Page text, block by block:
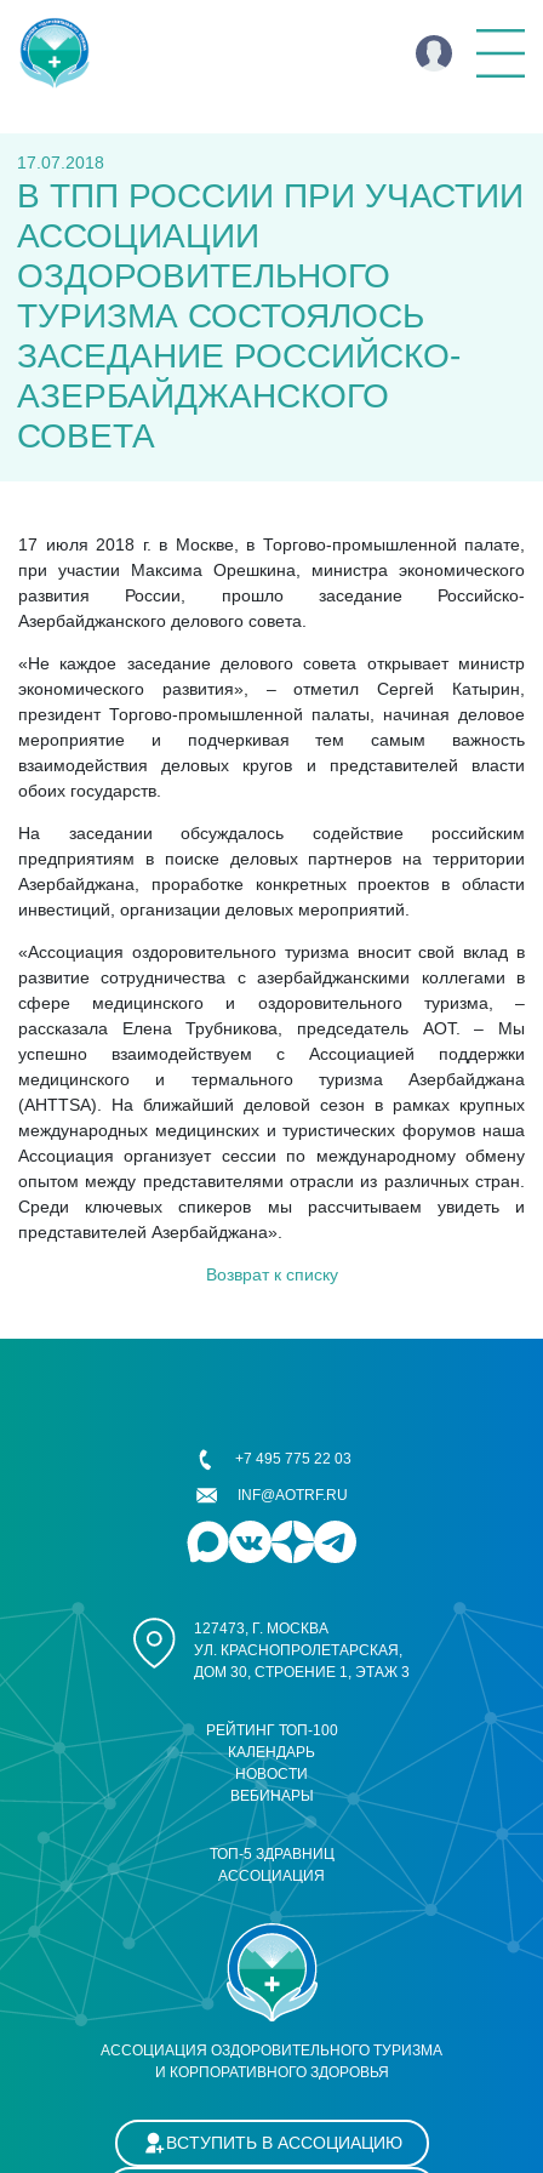
17.07.2018
В ТПП РОССИИ ПРИ УЧАСТИИ
АССОЦИАЦИИ
ОЗДОРОВИТЕЛЬНОГО
ТУРИЗМА СОСТОЯЛОСЬ
ЗАСЕДАНИЕ РОССИЙСКО-
АЗЕРБАЙДЖАНСКОГО
СОВЕТА
17 июля 2018 г. в Москве, в Торгово-промышленной палате,
при участии Максима Орешкина, министра экономического
развития России, прошло заседание Российско-
Азербайджанского делового совета.
«Не каждое заседание делового совета открывает министр
экономического развития», – отметил Сергей Катырин,
президент Торгово-промышленной палаты, начиная деловое
мероприятие и подчеркивая тем самым важность
взаимодействия деловых кругов и представителей власти
обоих государств.
На заседании обсуждалось содействие российским
предприятиям в поиске деловых партнеров на территории
Азербайджана, проработке конкретных проектов в области
инвестиций, организации деловых мероприятий.
«Ассоциация оздоровительного туризма вносит свой вклад в
развитие сотрудничества с азербайджанскими коллегами в
сфере медицинского и оздоровительного туризма, –
рассказала Елена Трубникова, председатель АОТ. – Мы
успешно взаимодействуем с Ассоциацией поддержки
медицинского и термального туризма Азербайджана
(AHTTSA). На ближайший деловой сезон в рамках крупных
международных медицинских и туристических форумов наша
Ассоциация организует сессии по международному обмену
опытом между представителями отрасли из различных стран.
Среди ключевых спикеров мы рассчитываем увидеть и
представителей Азербайджана».
Возврат к списку
АССОЦИАЦИЯ ОЗДОРОВИТЕЛЬНОГО ТУРИЗМА
И КОРПОРАТИВНОГО ЗДОРОВЬЯ
РЕЙТИНГ ТОП-100
КАЛЕНДАРЬ
НОВОСТИ
ВЕБИНАРЫ
ТОП-5 ЗДРАВНИЦ
АССОЦИАЦИЯ
127473, Г. МОСКВА
УЛ. КРАСНОПРОЛЕТАРСКАЯ,
ДОМ 30, СТРОЕНИЕ 1, ЭТАЖ 3
+7 495 775 22 03
INF@AOTRF.RU
ВСТУПИТЬ В АССОЦИАЦИЮ